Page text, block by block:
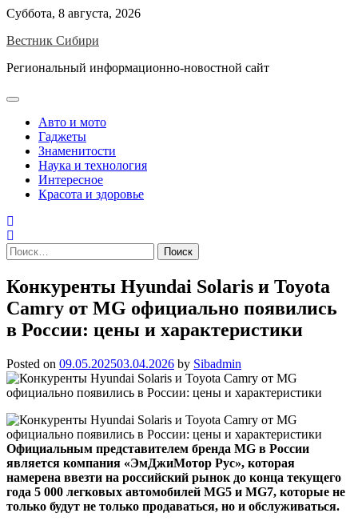
Skip
content
Суббота, 8 августа, 2026
Вестник Сибири
Региональный информационно-новостной сайт
Авто и мото
Гаджеты
Знаменитости
Наука и технология
Интересное
Красота и здоровье
Найти:
Конкуренты Hyundai Solaris и Toyota
Camry от MG официально появились
в России: цены и характеристики
Posted on 09.05.202503.04.2026 by Sibadmin
Официальным представителем бренда MG в России
является компания «ЭмДжиМотор Рус», которая
намерена ввезти на российский рынок до конца текущего
года 5 000 легковых автомобилей MG5 и MG7, которые не
только будут не только продаваться, но и обслуживаться.